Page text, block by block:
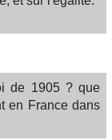
de 1905 ? que
en France dans